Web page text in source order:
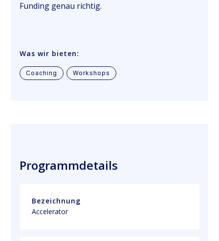
Funding genau richtig.
Was wir bieten:
Coaching Workshops
Programmdetails
Bezeichnung
Accelerator